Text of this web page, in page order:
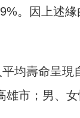
。因上述
均壽命呈
市；男、